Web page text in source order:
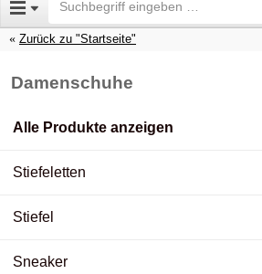
Zurück zu "Startseite"
Damenschuhe
Alle Produkte anzeigen
Stiefeletten
Stiefel
Sneaker